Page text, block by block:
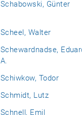
Schabowski, Günter
Scheel, Walter
Schewardnadse,
A.
Schiwkow, Todor
Schmidt, Lutz
Schnell, Emil